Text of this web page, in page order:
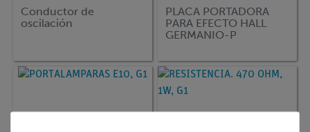
Conductor de
oscilación
PLACA PORTADORA
PARA EFECTO HALL
GERMANIO-P